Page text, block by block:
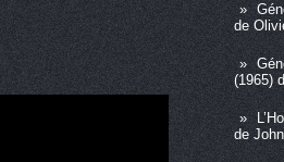
de
(1965)
de